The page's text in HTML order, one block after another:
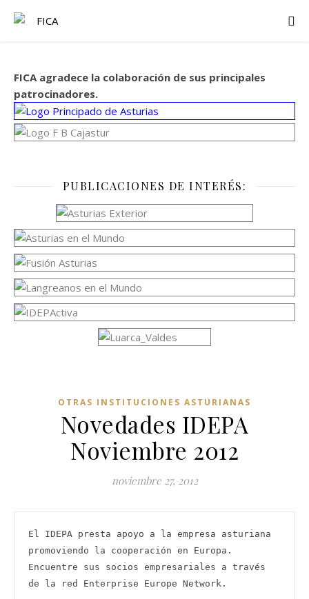
FICA agradece la colaboración de sus principales
patrocinadores.
PUBLICACIONES DE INTERÉS:
OTRAS INSTITUCIONES ASTURIANAS
Novedades IDEPA
Noviembre 2012
noviembre 27, 2012
El IDEPA presta apoyo a la empresa asturiana
promoviendo la cooperación en Europa.
Encuentre sus socios empresariales a través
de la red Enterprise Europe Network.